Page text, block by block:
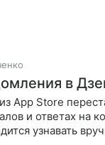
в
App Store
и ответах на
узнавать